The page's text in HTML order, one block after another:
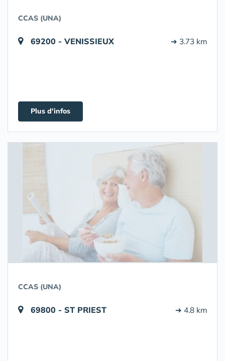
CCAS (UNA)
69200 - VENISSIEUX ➔ 3.73 km
Plus d'infos
CCAS (UNA)
69800 - ST PRIEST ➔ 4.8 km